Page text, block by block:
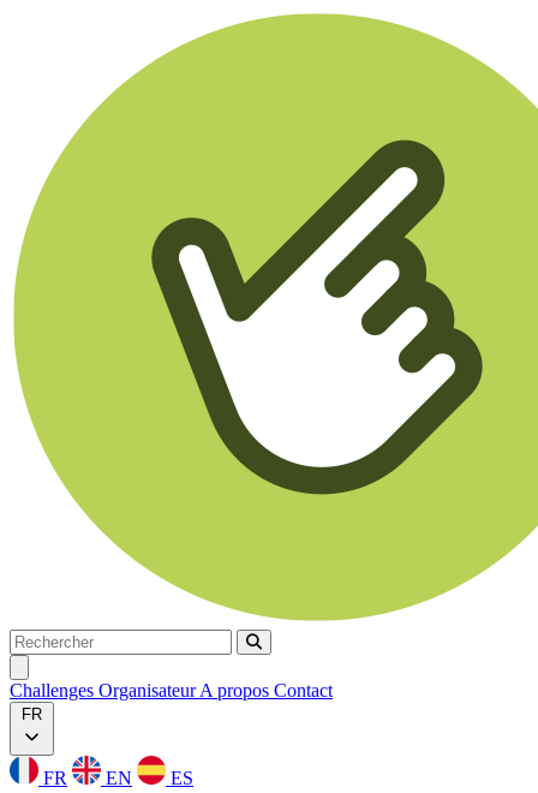
Rechercher
Rechercher
Challenges OrganisateurA propos Contact
FR
FR EN
ES